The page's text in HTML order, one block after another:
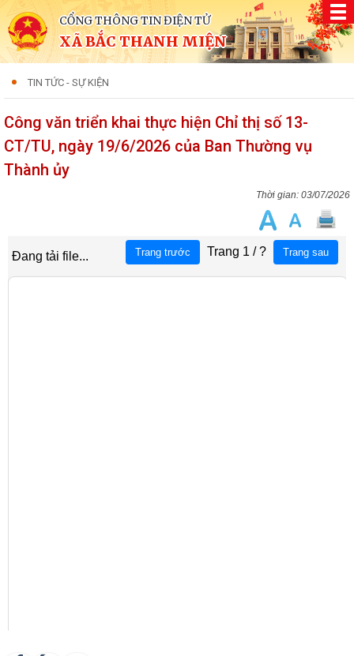
CỔNG THÔNG TIN ĐIỆN TỬ
XÃ BẮC THANH MIỆN
TIN TỨC - SỰ KIỆN
Công văn triển khai thực hiện Chỉ thị số 13-
CT/TU, ngày 19/6/2026 của Ban Thường vụ
Thành ủy
03/07/2026